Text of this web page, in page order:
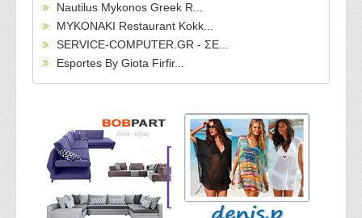
Nautilus Mykonos Greek R...
MYKONAKI Restaurant Kokk...
SERVICE-COMPUTER.GR - ΣΕ...
Esportes By Giota Firfir...